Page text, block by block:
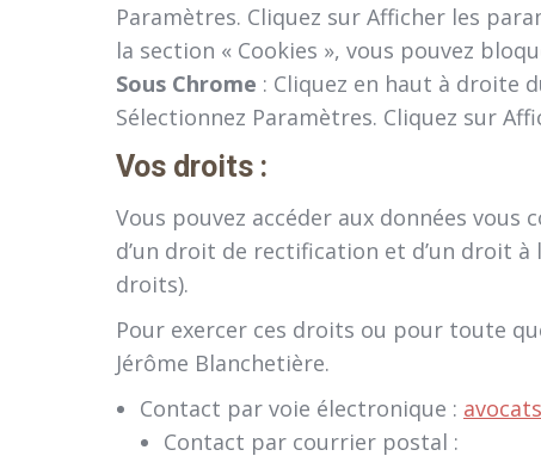
Paramètres. Cliquez sur Afficher les
la section « Cookies », vous pouvez
Sous Chrome : Cliquez en haut à droite
Sélectionnez Paramètres. Cliquez sur
Vos droits :
Vous pouvez accéder aux données
d’un droit de rectification et d’un droit
droits).
Pour exercer ces droits ou pour toute
Jérôme Blanchetière.
Contact par voie électronique :
Contact par courrier postal :